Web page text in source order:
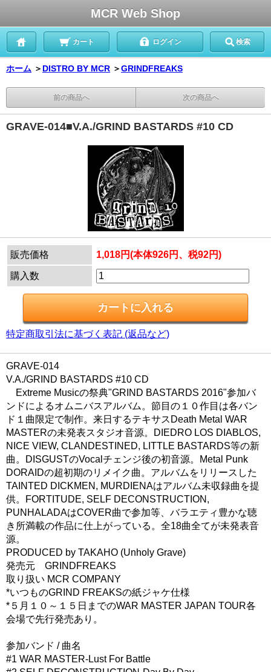
MCR Web Shop
カート ログイン 検索
ホーム ＞ DISTRO BY MCR ＞GRINDFREAKS
前の商品へ 次の商品へ
GRAVE-014■V.A./GRIND BASTARDS #10 CD
販売価格 1,018円(本体926円、税92円)
購入数
特定商取引法に基づく表記 (返品など)
GRAVE-014
V.A./GRIND BASTARDS #10 CD
Extreme Musicの祭典"GRIND BASTARDS 2016"参加バ
ンドによるオムニバスアルバム。節目の１０作目は各バン
ド１曲限定で制作。来日するテキサスDeath Metal WAR
MASTERの未発表スタジオ音源。DIEDRO LOS DIABLOS,
NICE VIEW, CLANDESTINED, LITTLE BASTARDS等の新
曲。DISGUSTのVocalチェンジ後の初音源。Metal Punk
DORAIDの超初期のリメイク曲。アルバムをリリースした
TAINTED DICKMEN, MURDIENAはアルバム未収録曲を提
供。FORTITUDE, SELF DECONSTRUCTION,
PUNHALADAはCOVER曲で参加等、バラエティ豊かな聴
き所満載の作品に仕上がっている。全18曲全てが未発表音
源。
PRODUCED by TAKAHO (Unholy Grave)
発売元 GRINDFREAKS
取り扱い MCR COMPANY
*いつものGRIND FREAKSの紙ジャケ仕様
*５月１０～１５日までのWAR MASTER JAPAN TOUR各
会場で先行発売あり。
参加バンド / 曲名
#1 WAR MASTER-Lust For Battle